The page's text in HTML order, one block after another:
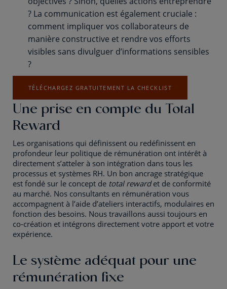
? La communication est également cruciale :
comment impliquer vos collaborateurs de
manière constructive et rendre vos efforts
visibles sans divulguer d’informations sensibles
?
TÉLÉCHARGEZ GRATUITEMENT LA CHECKLIST
Une prise en compte du Total
Reward
Les organisations qui définissent ou redéfinissent en
profondeur leur politique de rémunération ont intérêt à
directement s’atteler à son intégration dans tous les
processus et systèmes RH. Un bon ancrage stratégique
est fondé sur le concept de total rewardet de conformité
au marché. Nos consultants en rémunération vous
accompagnent à l’aide d’ateliers interactifs, modulaires en
fonction des besoins. Nous travaillons aussi toujours en
co-création et intégrons directement votre apport et votre
expérience.
Le système adéquat pour une
rémunération fixe